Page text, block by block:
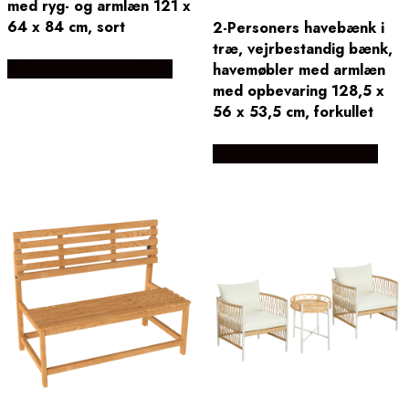
med ryg- og armlæn 121 x
64 x 84 cm, sort
2-Personers havebænk i
træ, vejrbestandig bænk,
havemøbler med armlæn
med opbevaring 128,5 x
56 x 53,5 cm, forkullet